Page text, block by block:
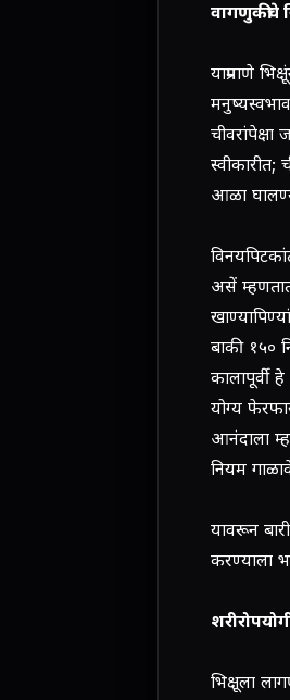
वागणुकीचे
याप्रमाणे
चीवरांपेक्षा
स्वीकारीत;
आळा
असें
बाकी १५०
कालापूर्वी
योग्य
आनंदाला
नियम
यावरून
करण्याला
भिक्षूला